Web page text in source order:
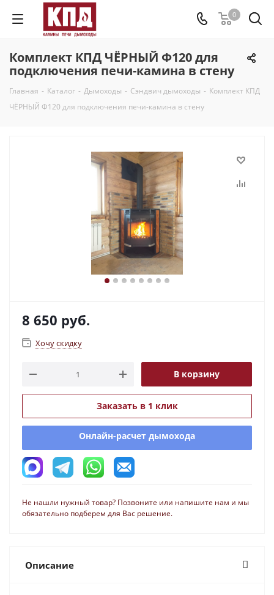
0
Комплект КПД ЧЁРНЫЙ Ф120 для
подключения печи-камина в стену
Главная - Каталог - Дымоходы - Сэндвич дымоходы - Комплект КПД
ЧЁРНЫЙ Ф120 для подключения печи-камина в стену
8 650 руб.
Хочу скидку
В корзину
Заказать в 1 клик
Онлайн-расчет дымохода
Не нашли нужный товар? Позвоните или напишите нам и мы
обязательно подберем для Вас решение.
Описание